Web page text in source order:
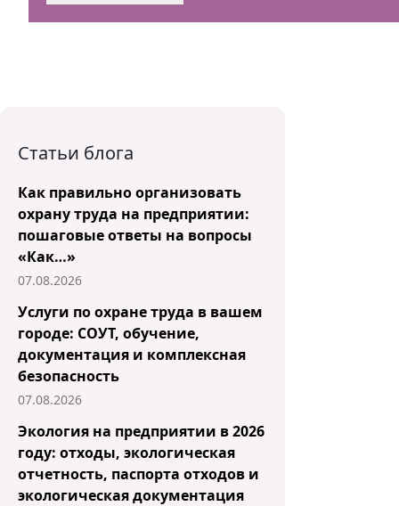
Статьи блога
Как правильно организовать
охрану труда на предприятии:
пошаговые ответы на вопросы
«Как…»
07.08.2026
Услуги по охране труда в вашем
городе: СОУТ, обучение,
документация и комплексная
безопасность
07.08.2026
Экология на предприятии в 2026
году: отходы, экологическая
отчетность, паспорта отходов и
экологическая документация